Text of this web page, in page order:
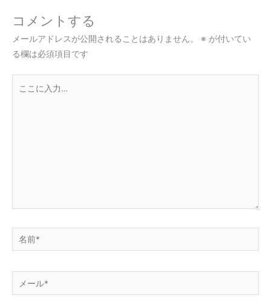
コメントする
メールアドレスが公開されることはありません。 ※ が付いてい
る欄は必須項目です
前
ー